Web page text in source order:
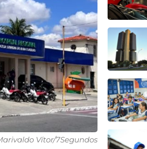
Vítor/7Segundos